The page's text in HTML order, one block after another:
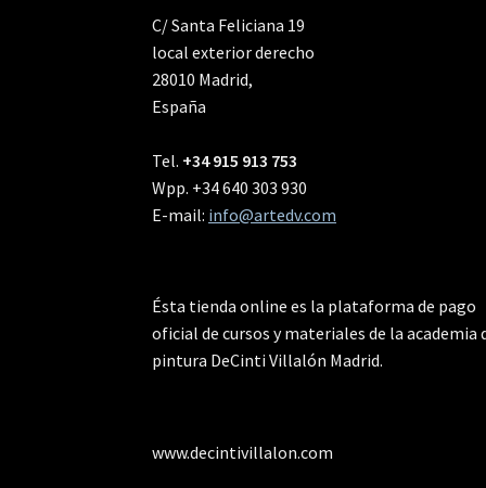
C/ Santa Feliciana 19
local exterior derecho
28010 Madrid,
España
Tel. +34 915 913 753
Wpp. +34 640 303 930
E-mail: info@artedv.com
Ésta tienda online es la plataforma de pago
oficial de cursos y materiales de la academia
pintura DeCinti Villalón Madrid.
www.decintivillalon.com